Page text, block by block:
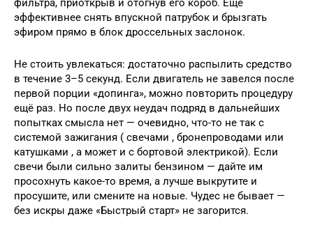
фильтра, приоткрыв и отогнув его короб. Ещё
эффективнее снять впускной патрубок и брызгать
эфиром прямо в блок дроссельных заслонок.
Не стоить увлекаться: достаточно распылить средство
в течение 3–5 секунд. Если двигатель не завелся после
первой порции «допинга», можно повторить процедуру
ещё раз. Но после двух неудач подряд в дальнейших
попытках смысла нет — очевидно, что-то не так с
системой зажигания ( свечами , бронепроводами или
катушками , а может и с бортовой электрикой). Если
свечи были сильно залиты бензином — дайте им
просохнуть какое-то время, а лучше выкрутите и
просушите, или смените на новые. Чудес не бывает —
без искры даже «Быстрый старт» не загорится.